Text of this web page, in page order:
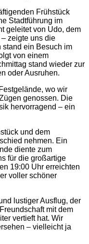
Frühstück
Stadtführung im
geleitet von Udo, dem
zeigte uns die
stand ein Besuch im
von einem
stand wieder zur
oder Ausruhen.
wo wir
genossen. Die
hervorragend – ein
und dem
nehmen. Ein
diente zum
für die großartige
19:00 Uhr erreichten
voller schöner
lustiger Ausflug, der
mit dem
vertieft hat. Wir
– vielleicht ja